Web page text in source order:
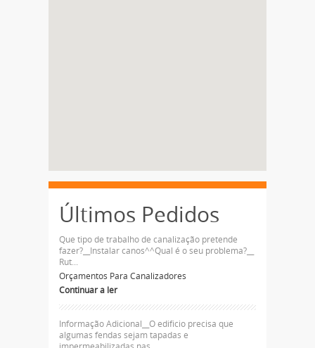
Últimos Pedidos
Que tipo de trabalho de canalização pretende
fazer?__Instalar canos^^Qual é o seu problema?__
Rut...
Orçamentos Para Canalizadores
Continuar a ler
Informação Adicional__O edificio precisa que
algumas fendas sejam tapadas e